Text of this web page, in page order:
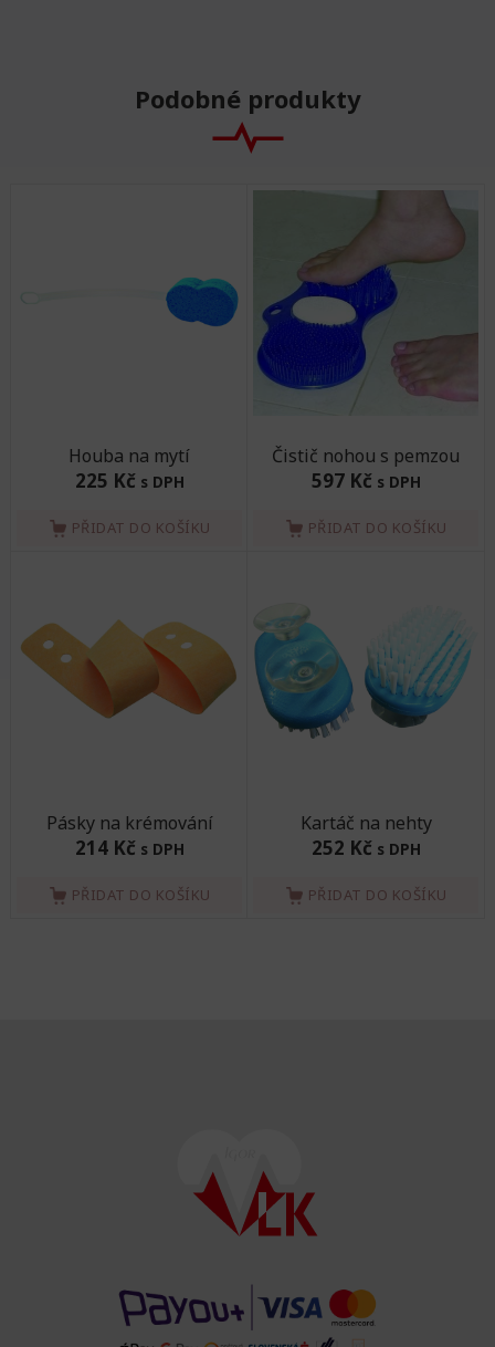
Podobné produkty
Houba na mytí
225 Kč s DPH
PŘIDAT DO KOŠÍKU
Čistič nohou s pemzou
597 Kč s DPH
PŘIDAT DO KOŠÍKU
Pásky na krémování
214 Kč s DPH
PŘIDAT DO KOŠÍKU
Kartáč na nehty
252 Kč s DPH
PŘIDAT DO KOŠÍKU